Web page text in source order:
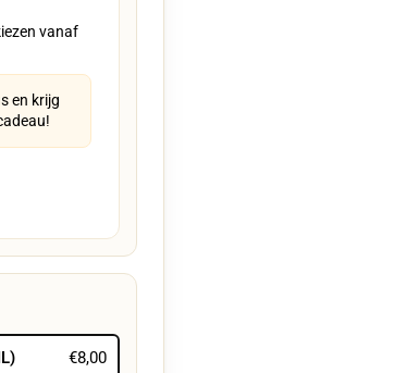
vanaf
en krijg
€8,00